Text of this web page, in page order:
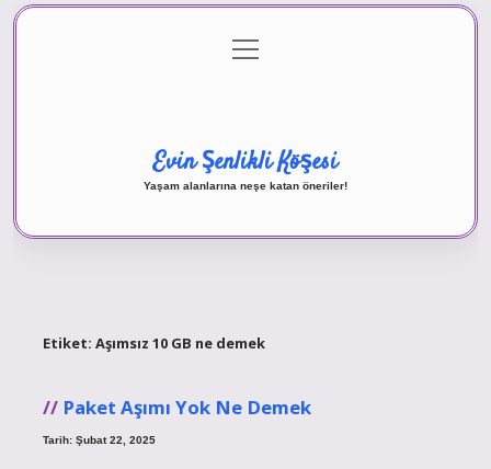
Gizlilik Politikası
menüyü
aç
Evin Şenlikli Köşesi
Yaşam alanlarına neşe katan öneriler!
Etiket: Aşımsız 10 GB ne demek
Paket Aşımı Yok Ne Demek
Tarih: Şubat 22, 2025